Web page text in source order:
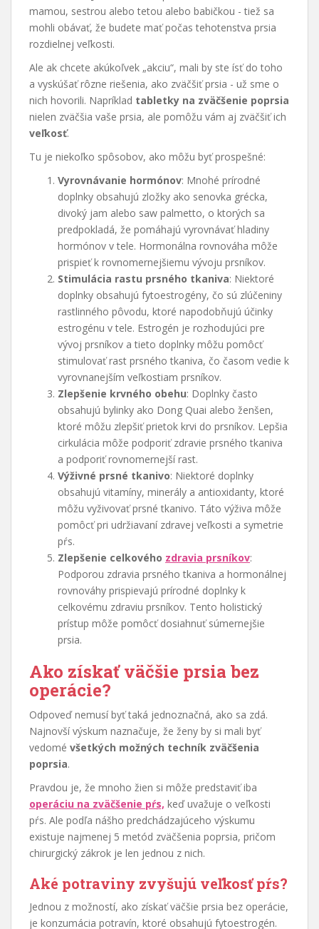
mamou, sestrou alebo tetou alebo babičkou - tiež sa
mohli obávať, že budete mať počas tehotenstva prsia
rozdielnej veľkosti.
Ale ak chcete akúkoľvek „akciu“, mali by ste ísť do toho
a vyskúšať rôzne riešenia, ako zväčšiť prsia - už sme o
nich hovorili. Napríklad tabletky na zväčšenie poprsia
nielen zväčšia vaše prsia, ale pomôžu vám aj zväčšiť ich
veľkosť.
Tu je niekoľko spôsobov, ako môžu byť prospešné:
Vyrovnávanie hormónov: Mnohé prírodné
doplnky obsahujú zložky ako senovka grécka,
divoký jam alebo saw palmetto, o ktorých sa
predpokladá, že pomáhajú vyrovnávať hladiny
hormónov v tele. Hormonálna rovnováha môže
prispieť k rovnomernejšiemu vývoju prsníkov.
Stimulácia rastu prsného tkaniva: Niektoré
doplnky obsahujú fytoestrogény, čo sú zlúčeniny
rastlinného pôvodu, ktoré napodobňujú účinky
estrogénu v tele. Estrogén je rozhodujúci pre
vývoj prsníkov a tieto doplnky môžu pomôcť
stimulovať rast prsného tkaniva, čo časom vedie k
vyrovnanejším veľkostiam prsníkov.
Zlepšenie krvného obehu: Doplnky často
obsahujú bylinky ako Dong Quai alebo ženšen,
ktoré môžu zlepšiť prietok krvi do prsníkov. Lepšia
cirkulácia môže podporiť zdravie prsného tkaniva
a podporiť rovnomernejší rast.
Výživné prsné tkanivo: Niektoré doplnky
obsahujú vitamíny, minerály a antioxidanty, ktoré
môžu vyživovať prsné tkanivo. Táto výživa môže
pomôcť pri udržiavaní zdravej veľkosti a symetrie
pŕs.
Zlepšenie celkového zdravia prsníkov:
Podporou zdravia prsného tkaniva a hormonálnej
rovnováhy prispievajú prírodné doplnky k
celkovému zdraviu prsníkov. Tento holistický
prístup môže pomôcť dosiahnuť súmernejšie
prsia.
Ako získať väčšie prsia bez
operácie?
Odpoveď nemusí byť taká jednoznačná, ako sa zdá.
Najnovší výskum naznačuje, že ženy by si mali byť
vedomé všetkých možných techník zväčšenia
poprsia.
Pravdou je, že mnoho žien si môže predstaviť iba
operáciu na zväčšenie pŕs, keď uvažuje o veľkosti
pŕs. Ale podľa nášho predchádzajúceho výskumu
existuje najmenej 5 metód zväčšenia poprsia, pričom
chirurgický zákrok je len jednou z nich.
Aké potraviny zvyšujú veľkosť pŕs?
Jednou z možností, ako získať väčšie prsia bez operácie,
je konzumácia potravín, ktoré obsahujú fytoestrogén.